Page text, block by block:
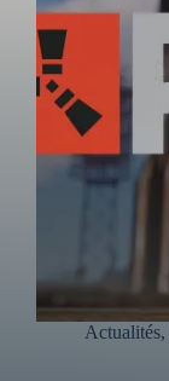
Actualités,